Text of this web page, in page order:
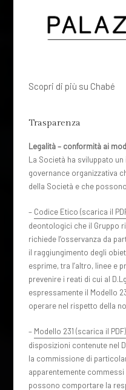
Scopri di più su Chabé
Trasparenza
Legalità – conformità ai
La Società ha sviluppato
governance organizzativa
della Società e che
– Codice Etico (scarica il
deontologici che il Gruppo
richiede l’osservanza da
il raggiungimento degli
esprime, tra l’altro, linee e
prevenire i reati di cui al
espressamente il Modello
operare nel rispetto della
– Modello 231 (scarica il PDF)
disposizioni contenute nel
la commissione di
apparentemente commessi
possono comportare la